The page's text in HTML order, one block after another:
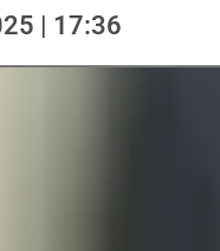
| 17:36